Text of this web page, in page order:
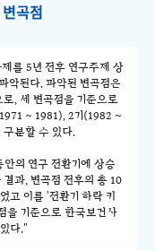
곡점
를 5년 전후 연구주제 상
악된다. 파악된 변곡점은
, 세 변곡점을 기준으로
~ 1981), 2기(1982 ~
분할 수 있다.
의 연구 전환기에 상승
과, 변곡점 전후의 총 10
고 이를 '전환기 하락 키
을 기준으로 한국보건사
다."